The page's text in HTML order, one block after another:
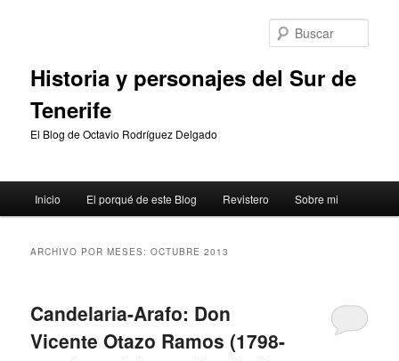
Historia y personajes del Sur de
Tenerife
El Blog de Octavio Rodríguez Delgado
principal
Inicio El porqué de este Blog Revistero Sobre mi
ARCHIVO POR MESES:OCTUBRE 2013
Candelaria-Arafo: Don
Vicente Otazo Ramos (1798-